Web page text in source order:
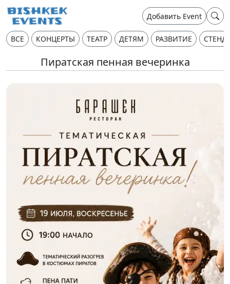
Добавить Event
ВСЕ КОНЦЕРТЫ ТЕАТР ДЕТЯМ РАЗВИТИЕ
Пиратская пенная вечеринка